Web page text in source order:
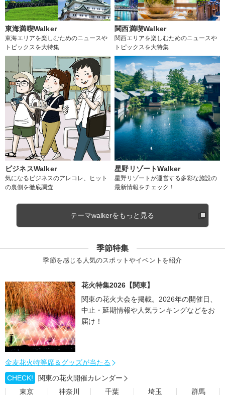
東海満喫Walker
東海エリアを楽しむためのニュースや
トピックスを大特集
関西満喫Walker
関西エリアを楽しむためのニュースや
トピックスを大特集
ビジネスWalker
気になるビジネスのアレコレ、ヒット
の裏側を徹底調査
星野リゾートWalker
星野リゾートが運営する多彩な施設の
最新情報をチェック！
テーマwalkerをもっと見る
季節特集
季節を感じる人気のスポットやイベントを紹介
花火特集2026【関東】
関東の花火大会を掲載。2026年の開催日、
中止・延期情報や人気ランキングなどをお
届け！
金麦花火特等席＆グッズが当たる
CHECK!
関東の花火開催カレンダー
東京
神奈川 千葉 埼玉
群馬